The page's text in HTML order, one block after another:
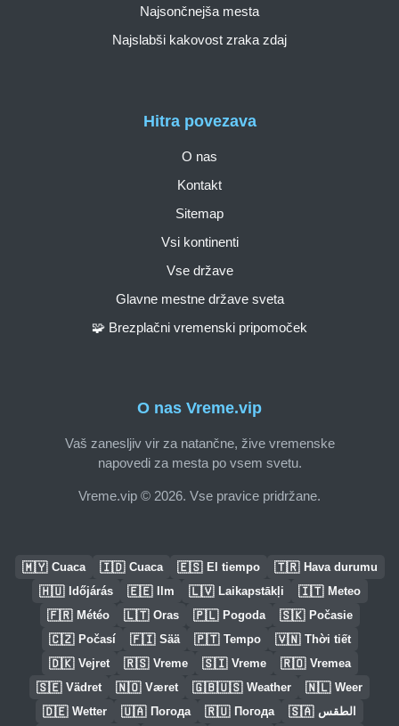
O nas Vreme.vip
Vaš zanesljiv vir za natančne, žive vremenske
napovedi za mesta po vsem svetu.
Vreme.vip © 2026. Vse pravice pridržane.
Hitra povezava
O nas
Kontakt
Sitemap
Vsi kontinenti
Vse države
Glavne mestne države sveta
🧩 Brezplačni vremenski pripomoček
Najsončnejša mesta
Najslabši kakovost zraka zdaj
🇲🇾 Cuaca 🇮🇩 Cuaca 🇪🇸 El tiempo 🇹🇷 Hava durumu
🇭🇺 Időjárás 🇪🇪 Ilm 🇱🇻 Laikapstākļi 🇮🇹 Meteo
🇫🇷 Météo 🇱🇹 Oras 🇵🇱 Pogoda 🇸🇰 Počasie
🇨🇿 Počasí 🇫🇮 Sää 🇵🇹 Tempo 🇻🇳 Thời tiết
🇩🇰 Vejret 🇷🇸 Vreme 🇸🇮 Vreme 🇷🇴 Vremea
🇸🇪 Vädret 🇳🇴 Været 🇬🇧🇺🇸 Weather 🇳🇱 Weer
🇩🇪 Wetter 🇺🇦 Погода 🇷🇺 Погода 🇸🇦 الطقس